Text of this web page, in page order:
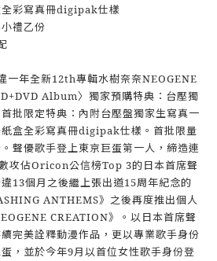
彩寫真冊digipak仕樣
禮乙份
一年全新12th專輯水樹奈奈NEOGENE
Album〉獨家預購特典：台壓獨
批限定特典：內附台壓盤獨家生寫真一
盒全彩寫真冊digipak仕樣。首批限量
聲優歌手登上東京巨蛋第一人，締造連
攻佔Oricon公信榜Top 3的日本首席聲
13個月之後繼上張出道15周年紀念的
ANTHEMS》之後再度推出個人
CREATION》。以日本首席聲
完美詮釋動漫作品，更以專業歌手身份
，並於今年9月以首位女性歌手身份登